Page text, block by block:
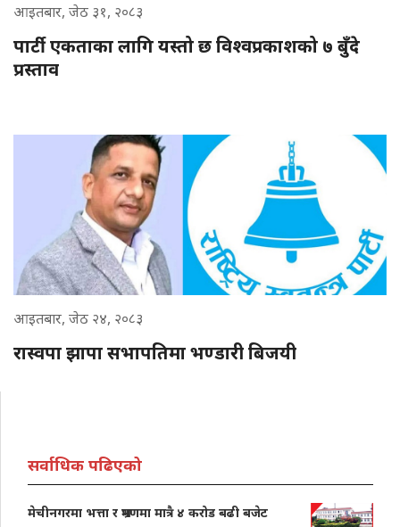
आइतबार, जेठ ३१, २०८३
पार्टी एकताका लागि यस्तो छ विश्वप्रकाशको ७ बुँदे
प्रस्ताव
आइतबार, जेठ २४, २०८३
रास्वपा झापा सभापतिमा भण्डारी बिजयी
सर्वाधिक पढिएको
मेचीनगरमा भत्ता र भ्रमणमा मात्रै ४ करोड बढी बजेट